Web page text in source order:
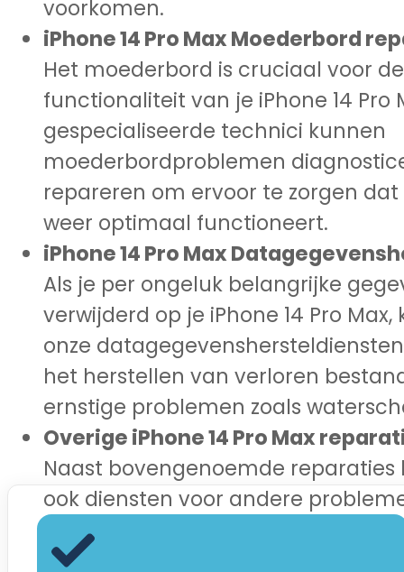
voorkomen.
iPhone 14 Pro Max Moederbord
Het moederbord is cruciaal voor de
functionaliteit van je iPhone 14 Pro
gespecialiseerde technici kunnen
moederbordproblemen
repareren om ervoor te zorgen
weer optimaal functioneert.
iPhone 14 Pro Max
Als je per ongeluk belangrijke
verwijderd op je iPhone 14 Pro Max,
onze
het herstellen van verloren
ernstige problemen zoals
Overige iPhone 14 Pro Max
Naast bovengenoemde reparaties
ook diensten voor andere
laadpoortproblemen en
luidsprekers. Onze deskundige